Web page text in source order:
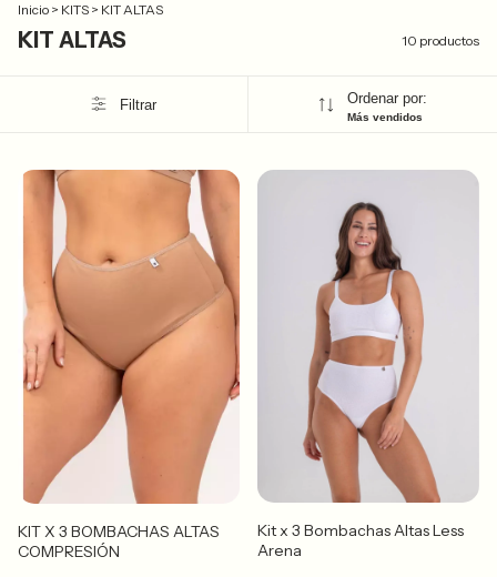
Inicio > KITS > KIT ALTAS
KIT ALTAS 10 productos
Filtrar Ordenar por:
Más vendidos
KIT X 3 BOMBACHAS ALTAS
COMPRESIÓN
Kit x 3 Bombachas Altas Less
Arena